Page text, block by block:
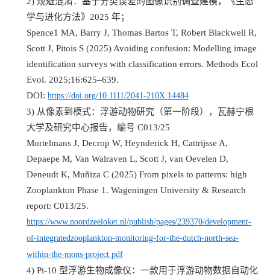
学与进化方法》 2025 年；
Spence1 MA, Barry J, Thomas Bartos T, Robert Blackwell R,
Scott J, Pitois S (2025) Avoiding confusion: Modelling image
identification surveys with classification errors. Methods Ecol
Evol. 2025;16:625–639.
DOI: https://doi.org/10.1111/2041-210X.14484
3) 从像素到模式：浮游动物研究（第一阶段），瓦赫宁根
大学及研究中心报告，编号 C013/25
Mortelmans J, Decrop W, Heynderick H, Cattrijsse A,
Depaepe M, Van Walraven L, Scott J, van Oevelen D,
Deneudt K, Muñiza C (2025) From pixels to patterns: high
Zooplankton Phase 1. Wageningen University & Research
report: C013/25.
https://www.noordzeeloket.nl/publish/pages/239370/development-
of-integratedzooplankton-monitoring-for-the-dutch-north-sea-
within-the-mons-project.pdf
4) Pi-10 型浮游生物成像仪：一款用于浮游动物数据自动化